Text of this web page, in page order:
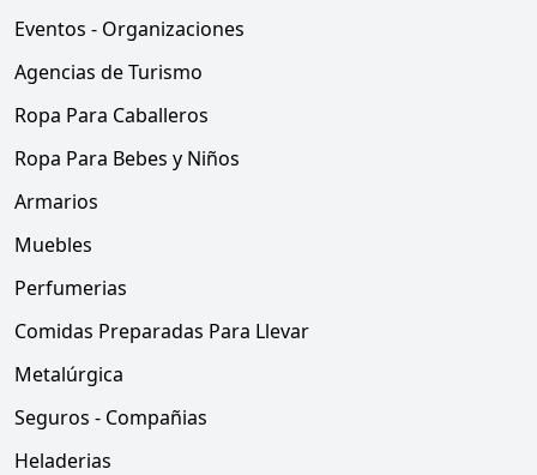
Eventos - Organizaciones
Agencias de Turismo
Ropa Para Caballeros
Ropa Para Bebes y Niños
Armarios
Muebles
Perfumerias
Comidas Preparadas Para Llevar
Metalúrgica
Seguros - Compañias
Heladerias